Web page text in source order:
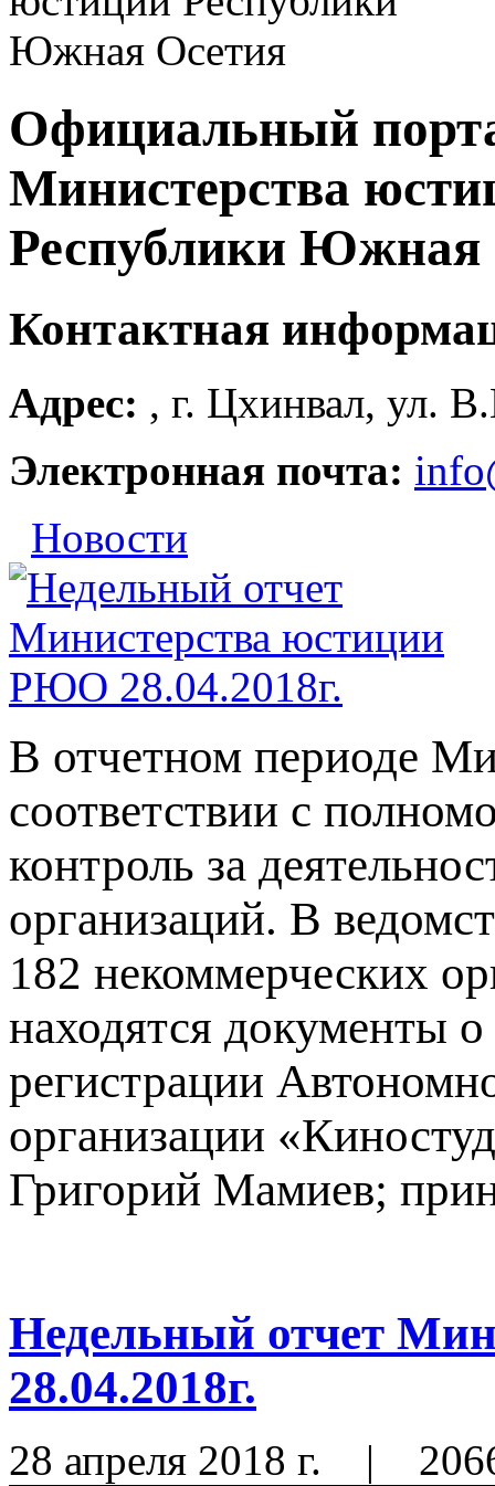
Официальный
Министерства
Республики Южная
Контактная
Адрес: , г. Цхинвал, ул.
Электронная почта:
Новости
В отчетном периоде
соответствии с
контроль за
организаций. В
182 некоммерческих
находятся документы о
регистрации
организации
Григорий Мамиев;
Недельный отчет
28.04.2018г.
28 апреля 2018 г. |